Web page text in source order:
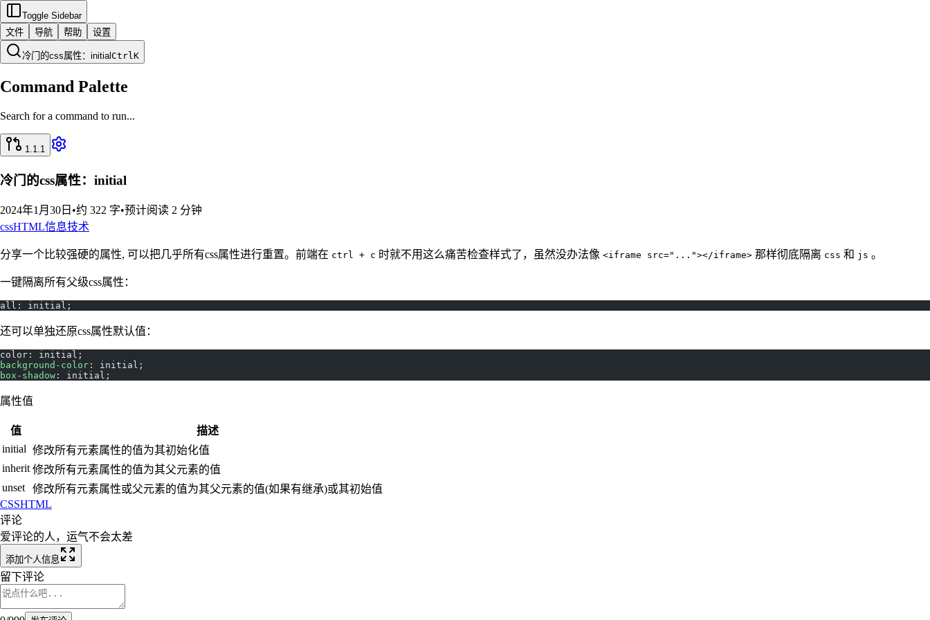
Toggle Sidebar
文件
导航 帮助 设置
冷门的css属性：initialCtrlK
Command Palette
Search for a command to run...
1.1.1
冷门的css属性：initial
2024年1月30日 •约 322 字•预计阅读 2 分钟
cssHTML信息技术
分享一个比较强硬的属性, 可以把几乎所有css属性进行重置。前端在 ctrl + c 时就不用这么痛苦检查样式了，虽然没办法像 <iframe src="..."></iframe> 那样彻底隔离 css 和 js 。
一键隔离所有父级css属性：
all: initial;
还可以单独还原css属性默认值：
color: initial;
background-color : initial;
box-shadow : initial;
属性值
值
描述
initial 修改所有元素属性的值为其初始化值
inherit 修改所有元素属性的值为其父元素的值
unset
修改所有元素属性或父元素的值为其父元素的值(如果有继承)或其初始值
CSSHTML
评论
爱评论的人，运气不会太差
添加个人信息
留下评论